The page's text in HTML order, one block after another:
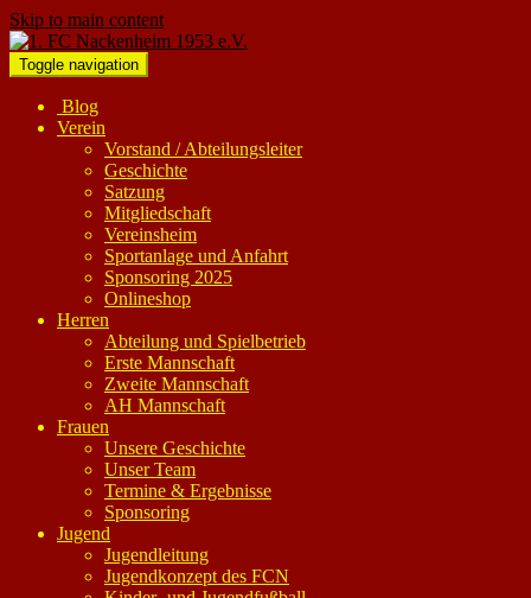
Skip to main content
Toggle navigation
Blog
Verein
Vorstand / Abteilungsleiter
Geschichte
Satzung
Mitgliedschaft
Vereinsheim
Sportanlage und Anfahrt
Sponsoring 2025
Onlineshop
Herren
Abteilung und Spielbetrieb
Erste Mannschaft
Zweite Mannschaft
AH Mannschaft
Frauen
Unsere Geschichte
Unser Team
Termine & Ergebnisse
Sponsoring
Jugend
Jugendleitung
Jugendkonzept des FCN